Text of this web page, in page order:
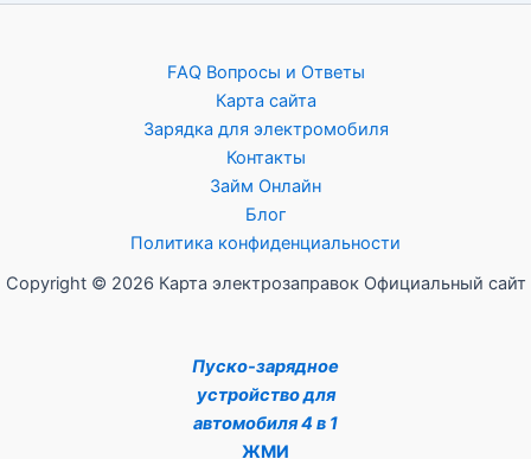
FAQ Вопросы и Ответы
Карта сайта
Зарядка для электромобиля
Контакты
Займ Онлайн
Блог
Политика конфиденциальности
Copyright © 2026 Карта электрозаправок Официальный сайт
Пуско-зарядное
устройство для
автомобиля 4 в 1
ЖМИ